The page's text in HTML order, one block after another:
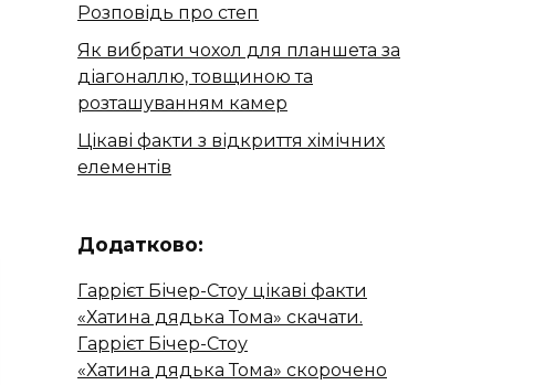
Розповідь про степ
Як вибрати чохол для планшета за
діагоналлю, товщиною та
розташуванням камер
Цікаві факти з відкриття хімічних
елементів
Додатково:
Гаррієт Бічер-Стоу цікаві факти
«Хатина дядька Тома» скачати.
Гаррієт Бічер-Стоу
«Хатина дядька Тома» скорочено